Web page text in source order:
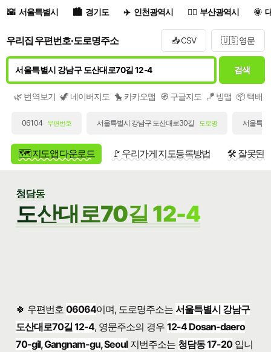
서울특별시 경기도 인천광역시 부산광역시
우리집 우편번호·도로명주소 📥 CSV 🇺🇸 영문
검색
🌿 번역보기 🦖 네이버지도 🐤 카카오맵 🧭 구글지도 🪁 빙맵 📦 택배/
06104 우편번호 서울특별시 강남구 도산대로30길 도로명 서울특별
🗺️ 지도앱 다운로드 🚩 우리가게 지도등록방법 🛠️ 잘못된
청담동
도산대로70길 12-4
🍀 우편번호 06064이며, 도로명주소는서울특별시 강남구
도산대로70길 12-4, 영문주소의 경우12-4 Dosan-daero
70-gil, Gangnam-gu, Seoul지번주소는 청담동 17-20입니